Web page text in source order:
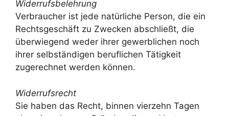
Widerrufsbelehrung
Verbraucher ist jede natürliche Person, die ein
Rechtsgeschäft zu Zwecken abschließt, die
überwiegend weder ihrer gewerblichen noch
ihrer selbständigen beruflichen Tätigkeit
zugerechnet werden können.
Widerrufsrecht
Sie haben das Recht, binnen vierzehn Tagen